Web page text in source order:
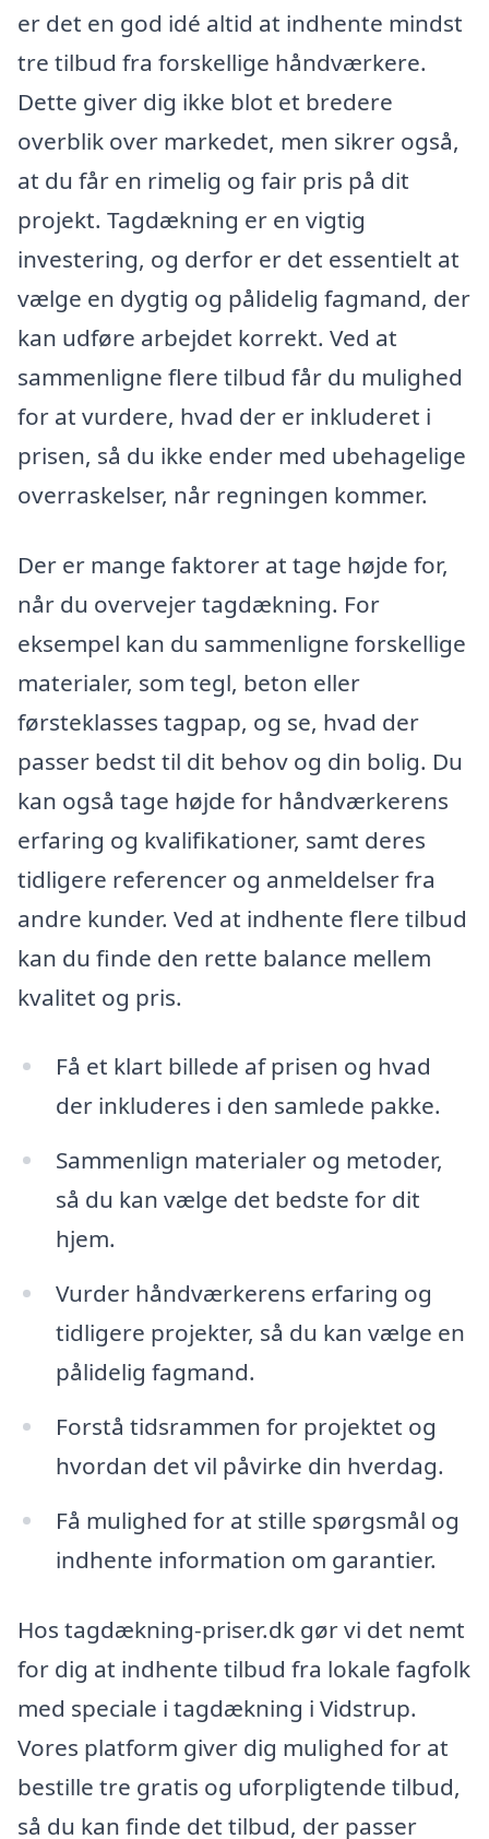
er det en god idé altid at indhente mindst
tre tilbud fra forskellige håndværkere.
Dette giver dig ikke blot et bredere
overblik over markedet, men sikrer også,
at du får en rimelig og fair pris på dit
projekt. Tagdækning er en vigtig
investering, og derfor er det essentielt at
vælge en dygtig og pålidelig fagmand, der
kan udføre arbejdet korrekt. Ved at
sammenligne flere tilbud får du mulighed
for at vurdere, hvad der er inkluderet i
prisen, så du ikke ender med ubehagelige
overraskelser, når regningen kommer.
Der er mange faktorer at tage højde for,
når du overvejer tagdækning. For
eksempel kan du sammenligne forskellige
materialer, som tegl, beton eller
førsteklasses tagpap, og se, hvad der
passer bedst til dit behov og din bolig. Du
kan også tage højde for håndværkerens
erfaring og kvalifikationer, samt deres
tidligere referencer og anmeldelser fra
andre kunder. Ved at indhente flere tilbud
kan du finde den rette balance mellem
kvalitet og pris.
Få et klart billede af prisen og hvad
der inkluderes i den samlede pakke.
Sammenlign materialer og metoder,
så du kan vælge det bedste for dit
hjem.
Vurder håndværkerens erfaring og
tidligere projekter, så du kan vælge en
pålidelig fagmand.
Forstå tidsrammen for projektet og
hvordan det vil påvirke din hverdag.
Få mulighed for at stille spørgsmål og
indhente information om garantier.
Hos tagdækning-priser.dk gør vi det nemt
for dig at indhente tilbud fra lokale fagfolk
med speciale i tagdækning i Vidstrup.
Vores platform giver dig mulighed for at
bestille tre gratis og uforpligtende tilbud,
så du kan finde det tilbud, der passer